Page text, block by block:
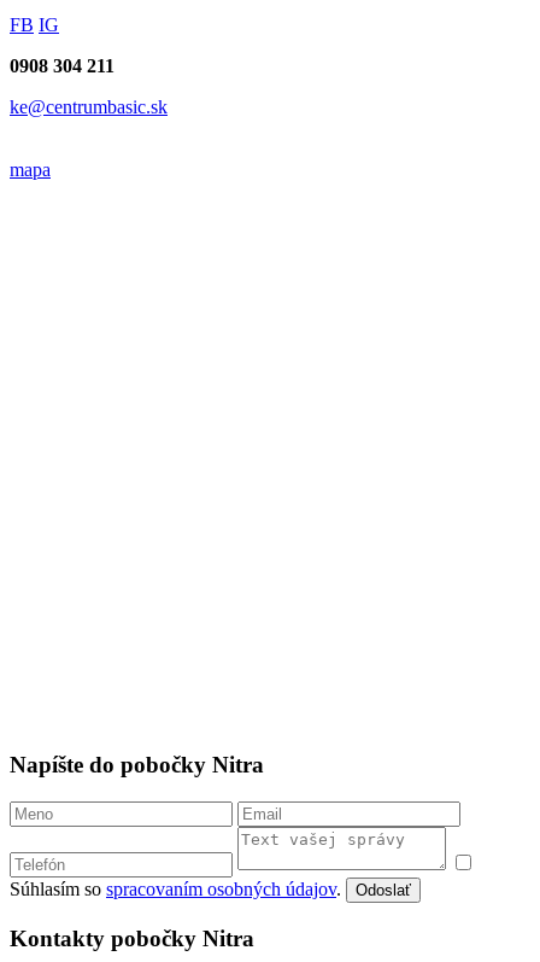
FB IG
0908 304 211
ke@centrumbasic.sk
mapa
Napíšte do pobočky Nitra
Súhlasím so spracovaním osobných údajov. Odoslať
Kontakty pobočky Nitra